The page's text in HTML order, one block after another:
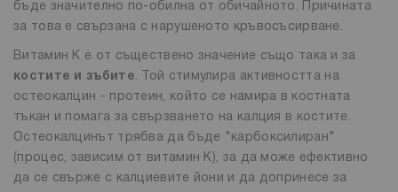
бъде значително по-обилна от обичайното. Причината
за това е свързана с нарушеното кръвосъсирване.
Витамин К е от съществено значение също така и за
костите и зъбите. Той стимулира активността на
остеокалцин - протеин, който се намира в костната
тъкан и помага за свързването на калция в костите.
Остеокалцинът трябва да бъде "карбоксилиран"
(процес, зависим от витамин К), за да може ефективно
да се свърже с калциевите йони и да допринесе за